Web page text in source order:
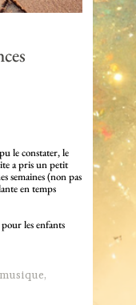
le constater, le
a pris un petit
semaines (non pas
en temps
les enfants
musique,